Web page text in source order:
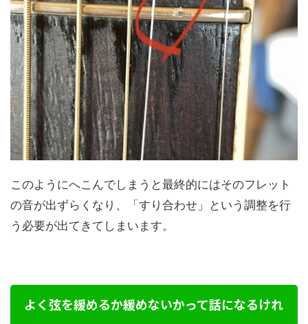
このようにへこんでしまうと最終的にはそのフレット
の音が出ずらくなり、「すり合わせ」という調整を行
う必要が出てきてしまいます。
よく弦を緩めるか緩めないかって話になるけれ